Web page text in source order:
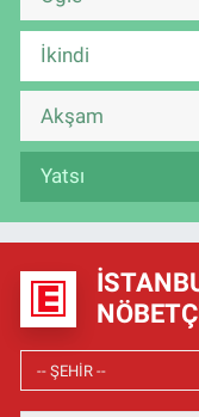
İkindi
Akşam
Yatsı